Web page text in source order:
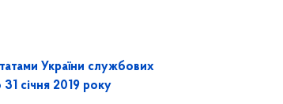
України службових
31 січня 2019 року